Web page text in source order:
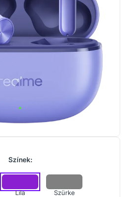
Színek:
Lila Szürke